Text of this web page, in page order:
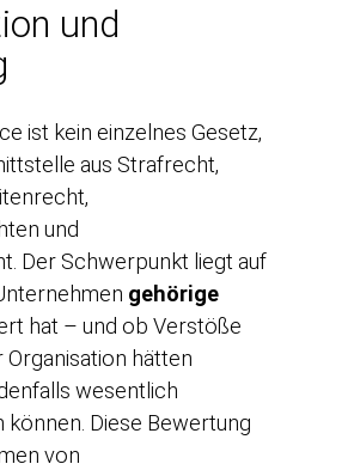
und
ist kein einzelnes Gesetz,
aus Strafrecht,
und
Der Schwerpunkt liegt auf
gehörige
hat – und ob Verstöße
Organisation hätten
wesentlich
Diese Bewertung
von